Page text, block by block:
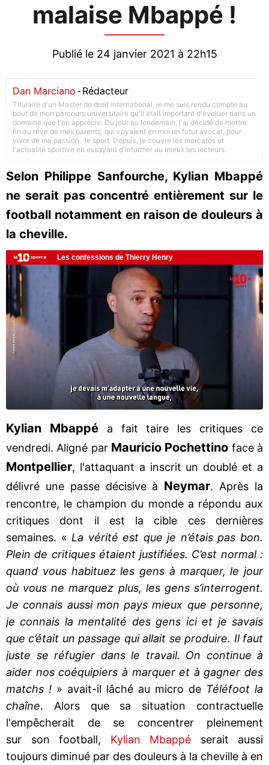
malaise Mbappé !
Publié le 24 janvier 2021 à 22h15
Dan Marciano -Rédacteur
Titulaire d'un Master de droit international, je me suis rendu compte au
bout de mon parcours universitaire qu'il était important d'évoluer dans un
domaine que l'on apprécie. Du jour au lendemain, j'ai décidé de mettre
fin au rêve de mes parents, qui voyaient en moi un futur avocat, pour
vivre de ma passion : le sport. Depuis, je couvre les mercatos et
l'actualité sportive en essayant d'informer au mieux les lecteurs.
Selon Philippe Sanfourche, Kylian Mbappé
ne serait pas concentré entièrement sur le
football notamment en raison de douleurs à
la cheville.
Kylian Mbappéa fait taire les critiques ce
vendredi. Aligné par Mauricio Pochettino face à
Montpellier, l'attaquant a inscrit un doublé et a
délivré une passe décisive à Neymar. Après la
rencontre, le champion du monde a répondu aux
critiques dont il est la cible ces dernières
semaines. « La vérité est que je n’étais pas bon.
Plein de critiques étaient justifiées. C’est normal :
quand vous habituez les gens à marquer, le jour
où vous ne marquez plus, les gens s’interrogent.
Je connais aussi mon pays mieux que personne,
je connais la mentalité des gens ici et je savais
que c’était un passage qui allait se produire. Il faut
juste se réfugier dans le travail. On continue à
aider nos coéquipiers à marquer et à gagner des
matchs ! » avait-il lâché au micro de Téléfoot la
chaîne. Alors que sa situation contractuelle
l'empêcherait de se concentrer pleinement
sur son football, Kylian Mbappé serait aussi
toujours diminué par des douleurs à la cheville à en